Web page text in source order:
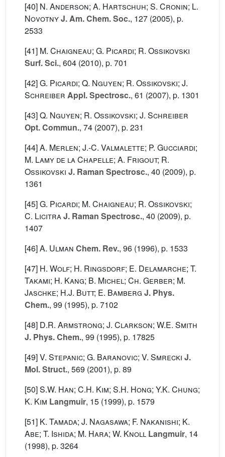
[40] N. Anderson; A. Hartschuh; S. Cronin; L.
NovotnyJ. Am. Chem. Soc., 127 (2005), p.
2533
[41] M. Chaigneau; G. Picardi; R. Ossikovski
Surf. Sci., 604 (2010), p. 701
[42]G. Picardi; Q. Nguyen; R. Ossikovski; J.
Schreiber Appl. Spectrosc., 61 (2007), p. 1301
[43]Q. Nguyen; R. Ossikovski; J. Schreiber
Opt. Commun., 74 (2007), p. 231
[44]A. Merlen; J.-C. Valmalette; P. Gucciardi;
M. Lamy de la Chapelle; A. Frigout; R.
Ossikovski J. Raman Spectrosc., 40 (2009), p.
1361
[45]G. Picardi; M. Chaigneau; R. Ossikovski;
C. LicitraJ. Raman Spectrosc., 40 (2009), p.
1407
[46]A. Ulman Chem. Rev., 96 (1996), p. 1533
[47] H. Wolf; H. Ringsdorf; E. Delamarche; T.
Takami; H. Kang; B. Michel; Ch. Gerber; M.
Jaschke; H.J. Butt; E. Bamberg J. Phys.
Chem., 99 (1995), p. 7102
[48] D.R. Armstrong; J. Clarkson; W.E. Smith
J. Phys. Chem., 99 (1995), p. 17825
[49]V. Stepanic; G. Baranovic; V. Smrecki J.
Mol. Struct., 569 (2001), p. 89
[50]S.W. Han; C.H. Kim; S.H. Hong; Y.K. Chung;
K. Kim Langmuir, 15 (1999), p. 1579
[51] K. Tamada; J. Nagasawa; F. Nakanishi; K.
Abe; T. Ishida; M. Hara; W. Knoll Langmuir, 14
(1998), p. 3264